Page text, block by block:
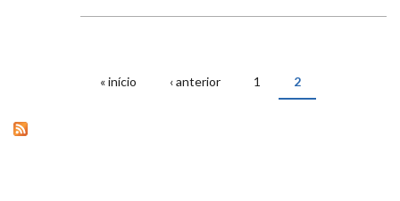
« início ‹ anterior 1 2